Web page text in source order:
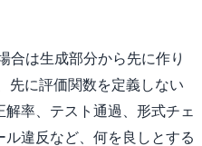
合は生成部分から先に作り
先に評価関数を定義しない
率、テスト通過、形式チェ
違反など、何を良しとする